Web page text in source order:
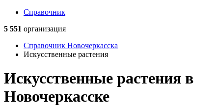
Справочник
5 551 организация
Справочник Новочеркасска
Искусственные растения
Искусственные растения в
Новочеркасске